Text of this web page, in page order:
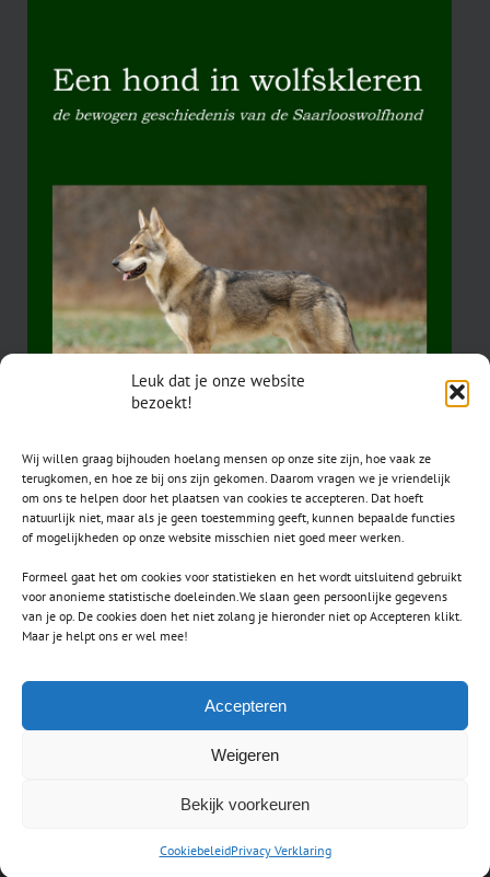
Leuk dat je onze website
bezoekt!
Wij willen graag bijhouden hoelang mensen op onze site zijn, hoe vaak ze
terugkomen, en hoe ze bij ons zijn gekomen. Daarom vragen we je vriendelijk
om ons te helpen door het plaatsen van cookies te accepteren. Dat hoeft
natuurlijk niet, maar als je geen toestemming geeft, kunnen bepaalde functies
of mogelijkheden op onze website misschien niet goed meer werken.
Formeel gaat het om cookies voor statistieken en het wordt uitsluitend gebruikt
voor anonieme statistische doeleinden.We slaan geen persoonlijke gegevens
van je op. De cookies doen het niet zolang je hieronder niet op Accepteren klikt.
Maar je helpt ons er wel mee!
Accepteren
Weigeren
Bekijk voorkeuren
CookiebeleidPrivacy Verklaring
CONTACT
secretaris.avls@gmail.com
Theme Fusion